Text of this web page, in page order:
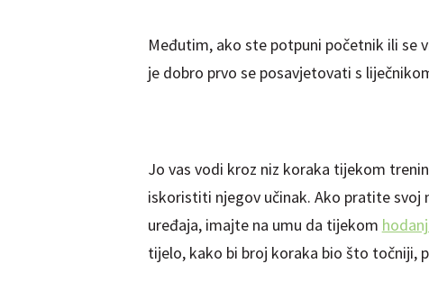
Međutim, ako ste potpuni početnik ili se
je dobro prvo se posavjetovati s
Jo vas vodi kroz niz koraka tijekom
iskoristiti njegov učinak. Ako pratite
uređaja, imajte na umu da tijekom
tijelo, kako bi broj koraka bio što točniji,